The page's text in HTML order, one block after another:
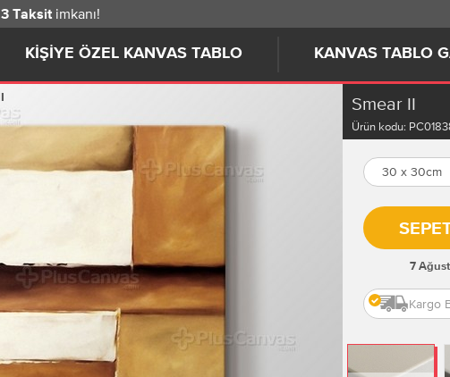
KIŞIYE ÖZEL KANVAS TABLO KANVAS TABLO
3 Taksit imkanı!
Smear II
Ürün kodu:
30 x 30cm
7
Kargo